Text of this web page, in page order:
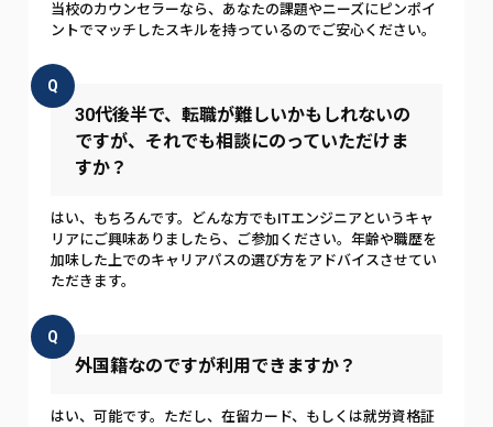
当校のカウンセラーなら、あなたの課題やニーズにピンポイ
ントでマッチしたスキルを持っているのでご安心ください。
Q
30代後半で、転職が難しいかもしれないの
ですが、それでも相談にのっていただけま
すか？
はい、もちろんです。どんな方でもITエンジニアというキャ
リアにご興味ありましたら、ご参加ください。年齢や職歴を
加味した上でのキャリアパスの選び方をアドバイスさせてい
ただきます。
Q
外国籍なのですが利用できますか？
はい、可能です。ただし、在留カード、もしくは就労資格証